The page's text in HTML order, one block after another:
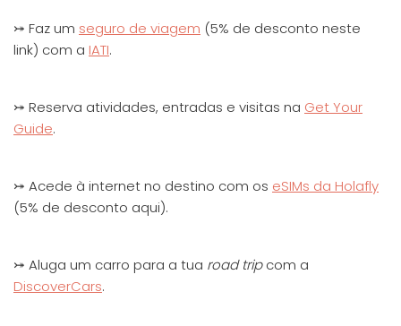
⤖ Faz um seguro de viagem (5% de desconto neste
link) com a IATI.
⤖ Reserva atividades, entradas e visitas na Get Your
Guide.
⤖ Acede à internet no destino com os eSIMs da Holafly
(5% de desconto aqui).
⤖ Aluga um carro para a tua road tripcom a
DiscoverCars.